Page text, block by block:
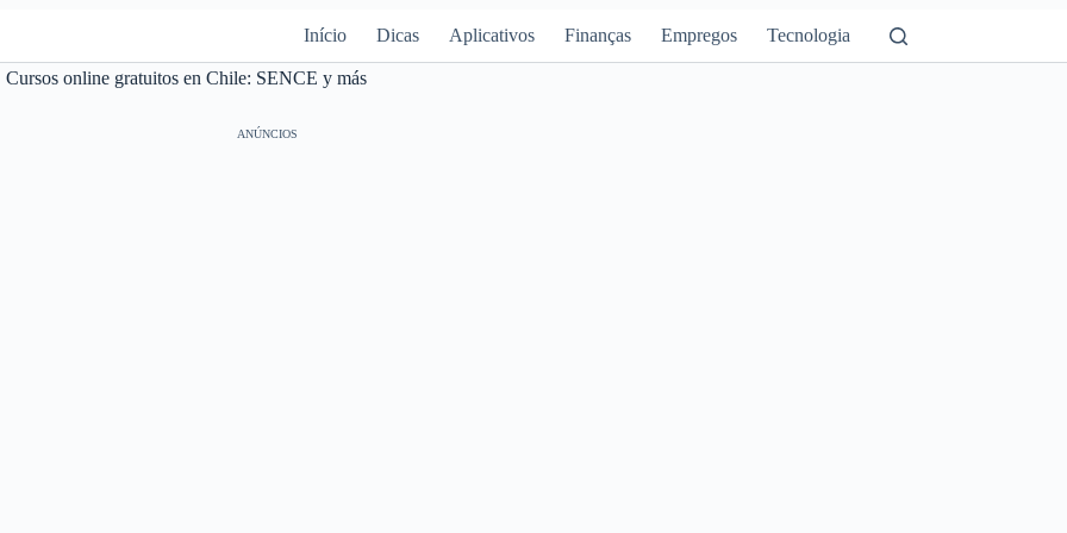
Início Dicas Aplicativos Finanças Empregos Tecnologia
Cursos online gratuitos en Chile: SENCE y más
ANÚNCIOS